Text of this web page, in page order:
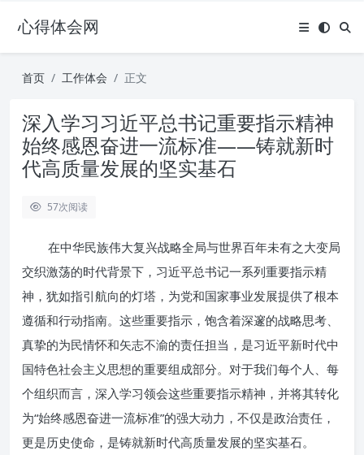
心得体会网
首页 工作体会 正文
深入学习习近平总书记重要指示精神
始终感恩奋进一流标准——铸就新时
代高质量发展的坚实基石
57次阅读
在中华民族伟大复兴战略全局与世界百年未有之大变局
交织激荡的时代背景下，习近平总书记一系列重要指示精
神，犹如指引航向的灯塔，为党和国家事业发展提供了根本
遵循和行动指南。这些重要指示，饱含着深邃的战略思考、
真挚的为民情怀和矢志不渝的责任担当，是习近平新时代中
国特色社会主义思想的重要组成部分。对于我们每个人、每
个组织而言，深入学习领会这些重要指示精神，并将其转化
为“始终感恩奋进一流标准”的强大动力，不仅是政治责任，
更是历史使命，是铸就新时代高质量发展的坚实基石。